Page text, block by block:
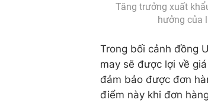
Tăng trưởng xuất
hưởng của
Trong bối cảnh đồng
may sẽ được lợi về
đảm bảo được đơn
điểm này khi đơn